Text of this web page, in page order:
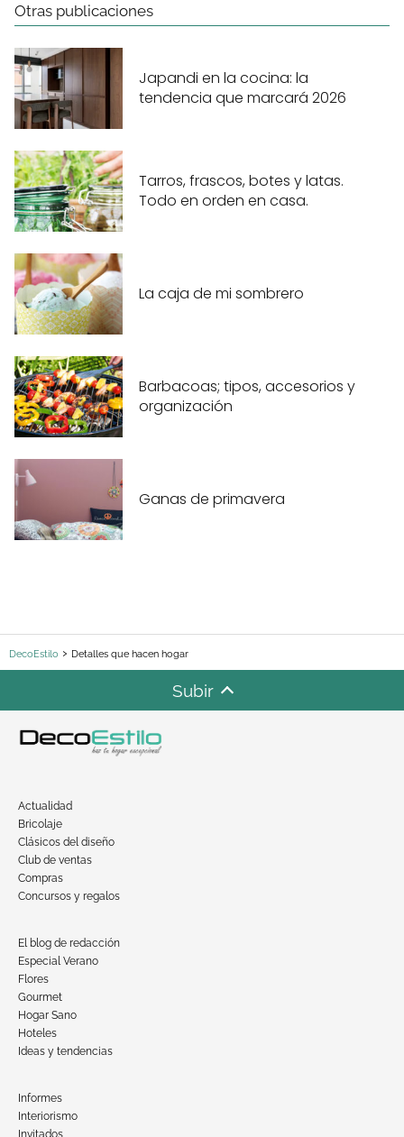
Otras publicaciones
Japandi en la cocina: la
tendencia que marcará 2026
Tarros, frascos, botes y latas.
Todo en orden en casa.
La caja de mi sombrero
Barbacoas; tipos, accesorios y
organización
Ganas de primavera
DecoEstilo Detalles que hacen hogar
Subir
Actualidad
Bricolaje
Clásicos del diseño
Club de ventas
Compras
Concursos y regalos
El blog de redacción
Especial Verano
Flores
Gourmet
Hogar Sano
Hoteles
Ideas y tendencias
Informes
Interiorismo
Invitados